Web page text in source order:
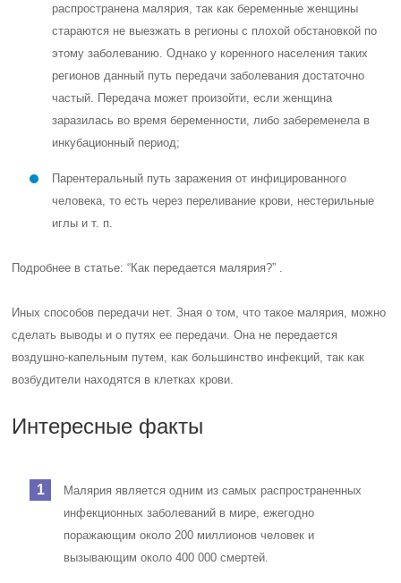
распространена малярия, так как беременные женщины
стараются не выезжать в регионы с плохой обстановкой по
этому заболеванию. Однако у коренного населения таких
регионов данный путь передачи заболевания достаточно
частый. Передача может произойти, если женщина
заразилась во время беременности, либо забеременела в
инкубационный период;
Парентеральный путь заражения от инфицированного
человека, то есть через переливание крови, нестерильные
иглы и т. п.
Подробнее в статье: “Как передается малярия?” .
Иных способов передачи нет. Зная о том, что такое малярия, можно
сделать выводы и о путях ее передачи. Она не передается
воздушно-капельным путем, как большинство инфекций, так как
возбудители находятся в клетках крови.
Интересные факты
Малярия является одним из самых распространенных
инфекционных заболеваний в мире, ежегодно
поражающим около 200 миллионов человек и
вызывающим около 400 000 смертей.